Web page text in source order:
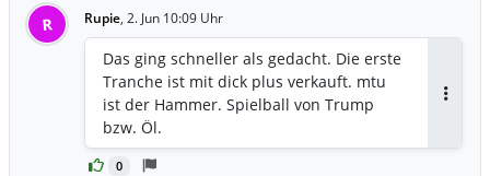
R Rupie, 2. Jun 10:09 Uhr
0
Das ging schneller als gedacht. Die erste
Tranche ist mit dick plus verkauft. mtu
ist der Hammer. Spielball von Trump
bzw. Öl.